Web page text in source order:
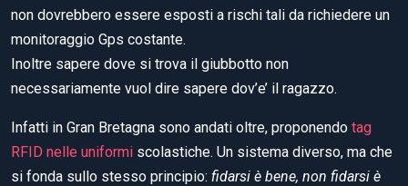
non dovrebbero essere esposti a rischi tali da richiedere un
monitoraggio Gps costante.
Inoltre sapere dove si trova il giubbotto non
necessariamente vuol dire sapere dov’e’ il ragazzo.
Infatti in Gran Bretagna sono andati oltre, proponendo tag
RFID nelle uniformi scolastiche. Un sistema diverso, ma che
si fonda sullo stesso principio: fidarsi è bene, non fidarsi è